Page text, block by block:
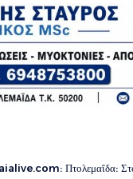
Πτολεμαΐδα: Στους